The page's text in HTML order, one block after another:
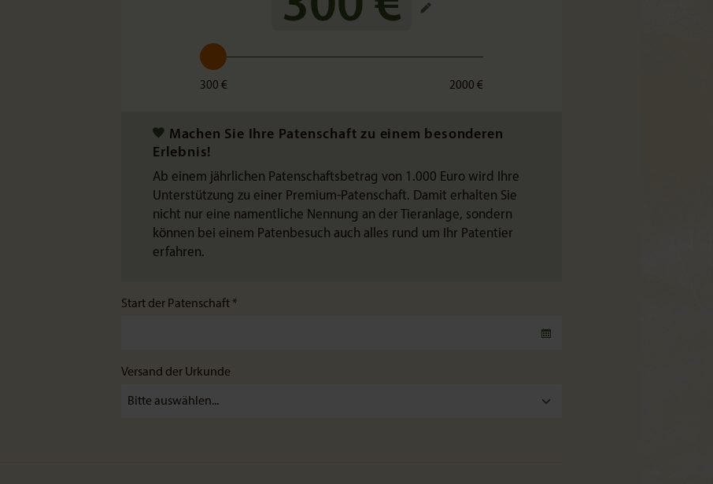
300 € 2000 €
Machen Sie Ihre Patenschaft zu einem besonderen
Erlebnis!
Ab einem jährlichen Patenschaftsbetrag von 1.000 Euro wird Ihre
Unterstützung zu einer Premium-Patenschaft. Damit erhalten Sie
nicht nur eine namentliche Nennung an der Tieranlage, sondern
können bei einem Patenbesuch auch alles rund um Ihr Patentier
erfahren.
Start der Patenschaft *
Versand der Urkunde